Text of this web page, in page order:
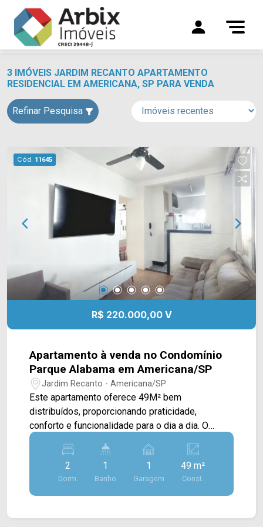
3 IMÓVEIS JARDIM RECANTO APARTAMENTO
RESIDENCIAL EM AMERICANA, SP PARA VENDA
Refinar Pesquisa
Cód. 11645
R$ 220.000,00 V
Apartamento à venda no Condomínio
Parque Alabama em Americana/SP
Jardim Recanto - Americana/SP
Este apartamento oferece 49M² bem
distribuídos, proporcionando praticidade,
conforto e funcionalidade para o dia a dia. O
imóvel conta com sala de estar e sala de jantar
integradas, criando um ambiente aconchegante e
com ótimo aproveitamento dos espaços. A
cozinha é planejada e possui conexão com a área
de serviço, trazendo mais organização e
2
Dorm.
1
Banho
1
Garagem
49 m²
Const.